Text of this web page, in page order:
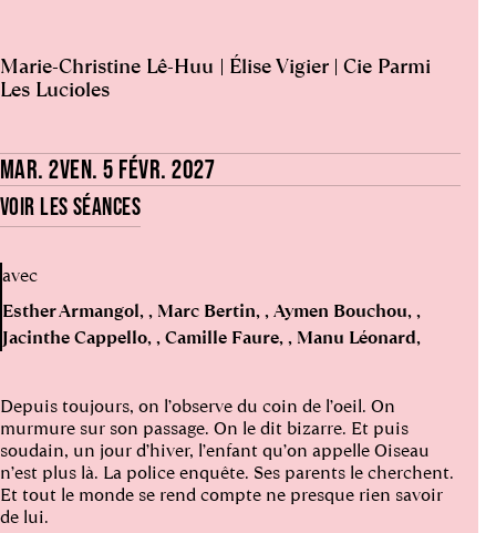
Marie-Christine Lê-Huu | Élise Vigier | Cie Parmi
Les Lucioles
MAR. 2VEN. 5 FÉVR. 2027
VOIR LES SÉANCES
avec
Esther Armangol
Marc Bertin
Aymen Bouchou
Jacinthe Cappello
Camille Faure Manu Léonard
Depuis toujours, on l’observe du coin de l’oeil. On
murmure sur son passage. On le dit bizarre. Et puis
soudain, un jour d’hiver, l’enfant qu’on appelle Oiseau
n’est plus là. La police enquête. Ses parents le cherchent.
Et tout le monde se rend compte ne presque rien savoir
de lui.